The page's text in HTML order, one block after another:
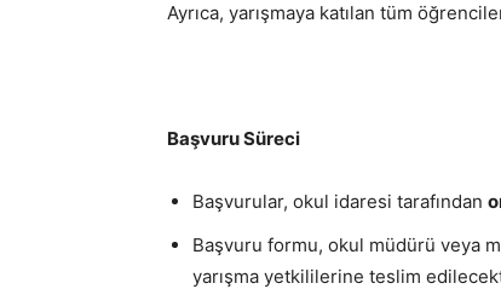
Ayrıca, yarışmaya katılan tüm
Başvuru Süreci
Başvurular, okul idaresi tarafından
Başvuru formu, okul müdürü veya
yarışma yetkililerine teslim